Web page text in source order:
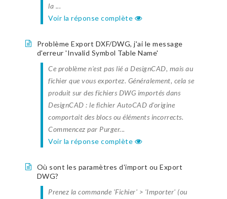
la ...
Voir la réponse complète
Problème Export DXF/DWG, j'ai le message
d'erreur 'Invalid Symbol Table Name'
Ce problème n'est pas lié a DesignCAD, mais au
fichier que vous exportez. Généralement, cela se
produit sur des fichiers DWG importés dans
DesignCAD : le fichier AutoCAD d'origine
comportait des blocs ou éléments incorrects.
Commencez par Purger...
Voir la réponse complète
Où sont les paramètres d'import ou Export
DWG?
Prenez la commande 'Fichier' > 'Importer' (ou